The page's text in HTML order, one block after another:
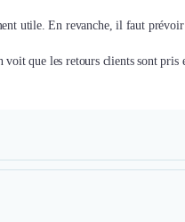
utile. En revanche, il faut
que les retours clients sont pris